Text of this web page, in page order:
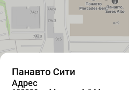
Панавто Сити
Адрес